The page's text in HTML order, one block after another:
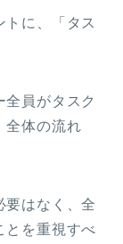
に、「タス
員がタスク
全体の流れ
要はなく、全
とを重視すべ